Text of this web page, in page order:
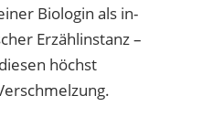
Biologin als in­
Erzählinstanz –
höchst